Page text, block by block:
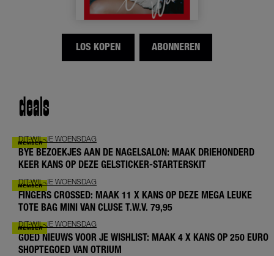
LOS KOPEN ABONNEREN
deals
DIT-WIL-JE WOENSDAG
BYE BEZOEKJES AAN DE NAGELSALON: MAAK DRIEHONDERD
KEER KANS OP DEZE GELSTICKER-STARTERSKIT
DIT-WIL-JE WOENSDAG
FINGERS CROSSED: MAAK 11 X KANS OP DEZE MEGA LEUKE
TOTE BAG MINI VAN CLUSE T.W.V. 79,95
DIT-WIL-JE WOENSDAG
GOED NIEUWS VOOR JE WISHLIST: MAAK 4 X KANS OP 250 EURO
SHOPTEGOED VAN OTRIUM